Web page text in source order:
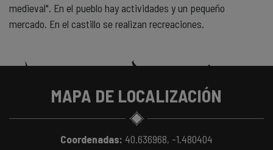
medieval". En el pueblo hay actividades y un pequeño
mercado. En el castillo se realizan recreaciones.
MAPA DE LOCALIZACIÓN
Coordenadas: 40.636968, -1.480404